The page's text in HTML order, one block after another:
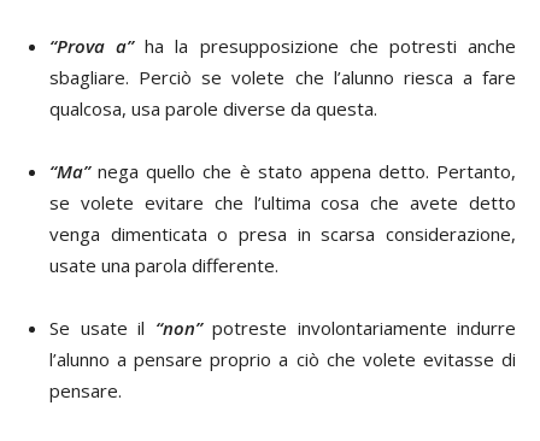
“Prova a”ha la presupposizione che potresti anche
sbagliare. Perciò se volete che l’alunno riesca a fare
qualcosa, usa parole diverse da questa.
“Ma”nega quello che è stato appena detto. Pertanto,
se volete evitare che l’ultima cosa che avete detto
venga dimenticata o presa in scarsa considerazione,
usate una parola differente.
Se usate il “non” potreste involontariamente indurre
l’alunno a pensare proprio a ciò che volete evitasse di
pensare.